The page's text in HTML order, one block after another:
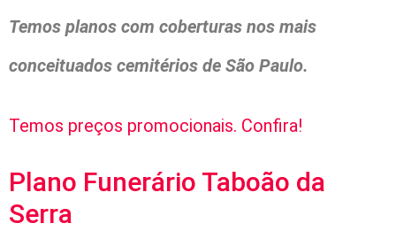
Temos planos com coberturas nos mais
conceituados cemitérios de São Paulo.
Temos preços promocionais. Confira!
Plano Funerário Taboão da
Serra